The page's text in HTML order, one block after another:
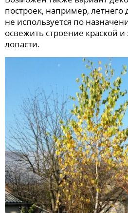
построек, например,
не используется по
освежить строение краской
лопасти.